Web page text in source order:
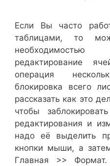
Если Вы часто
таблицами, то
редактирование
операция
блокировка всего
рассказать как это
чтобы
редактирования и
надо её выделить
кнопки мыши, а
Главная >>